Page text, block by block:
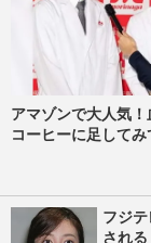
アマゾンで大人気
コーヒーに足してみ
フジ
され